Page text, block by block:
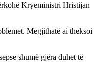
Kryeministri Hristijan
Megjithatë ai theksoi
shumë gjëra duhet të